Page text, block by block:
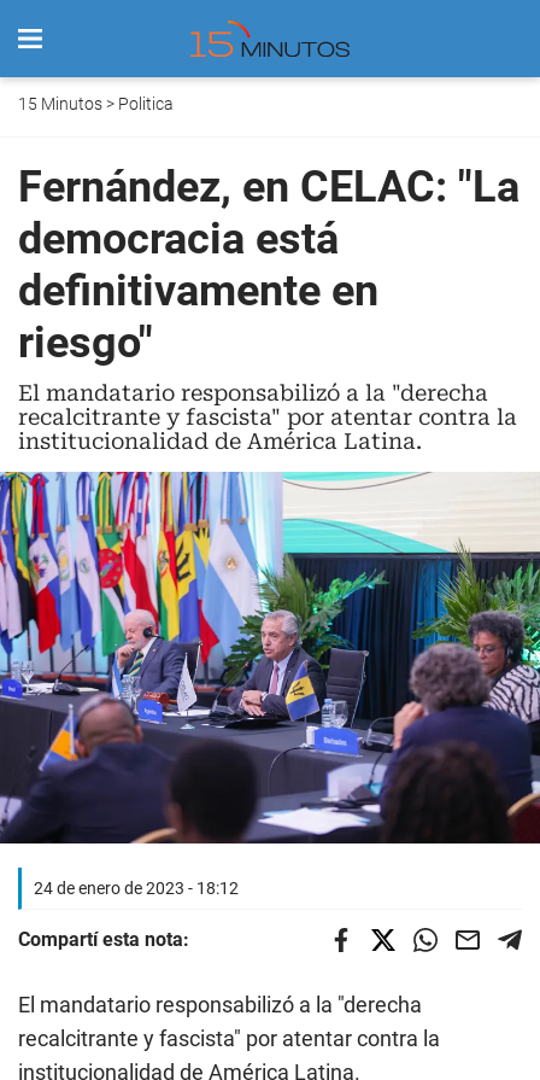
15 Minutos> Politica
Fernández, en CELAC: "La
democracia está
definitivamente en
riesgo"
El mandatario responsabilizó a la "derecha
recalcitrante y fascista" por atentar contra la
institucionalidad de América Latina.
24 de enero de 2023 - 18:12
Compartí esta nota:
El mandatario responsabilizó a la "derecha
recalcitrante y fascista" por atentar contra la
institucionalidad de América Latina.